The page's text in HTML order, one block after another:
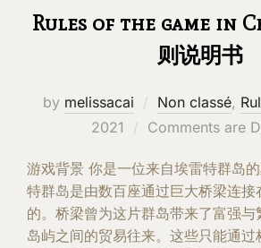
Rules of the game in
则说明书
by melissacai Non classé,
2021
Comments are
游戏背景 你是一位来自埃雷特群岛
特群岛是由数百座通过巨大桥梁连
的。桥梁曾为这片群岛带来了富强与
岛屿之间的贸易往来。这些只能通过